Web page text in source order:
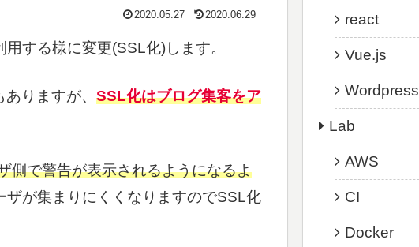
2020.05.27 2020.06.29
する様に変更(SSL化)します。
りますが、 SSL化はブログ集客をア
側で警告が表示されるようになるよ
が集まりにくくなりますのでSSL化
react
Vue.js
Wordpress
Lab
AWS
CI
Docker